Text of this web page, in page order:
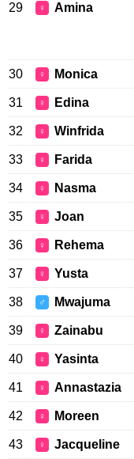
29 ♀ Amina
30 ♀ Monica
31 ♀ Edina
32 ♀ Winfrida
33 ♀ Farida
34 ♀ Nasma
35 ♀ Joan
36 ♀ Rehema
37 ♀ Yusta
38 ♂ Mwajuma
39 ♀ Zainabu
40 ♀ Yasinta
41 ♀ Annastazia
42 ♀ Moreen
43 ♀ Jacqueline